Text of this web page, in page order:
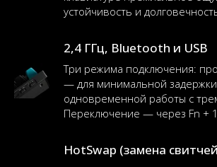
устойчивость и
2,4 ГГц, Bluetooth и USB
Три режима подключения:
— для минимальной
одновременной работы с
Переключение — через Fn +
HotSwap (замена